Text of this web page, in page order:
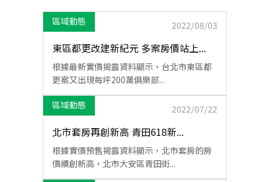
區域動態 2022/08/03
東區都更改建新紀元 多案房價站上...
根據最新實價揭露資料顯示，台北市東區都
更案又出現每坪200萬俱樂部...
區域動態 2022/07/22
北市套房再創新高 青田618新...
根據實價預售揭露資料顯示，北市套房的房
價續創新高，北市大安區青田街...